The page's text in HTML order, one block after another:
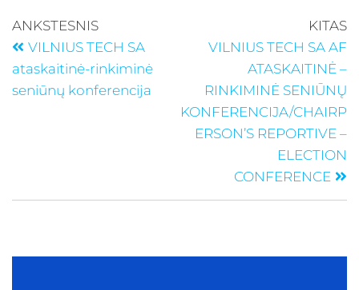
ANKSTESNIS
VILNIUS TECH SA
ataskaitinė-rinkiminė
seniūnų konferencija
KITAS
VILNIUS TECH SA AF
ATASKAITINĖ –
RINKIMINĖ SENIŪNŲ
KONFERENCIJA/CHAIRP
ERSON’S REPORTIVE –
ELECTION
CONFERENCE